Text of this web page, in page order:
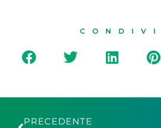
PRECEDENTE